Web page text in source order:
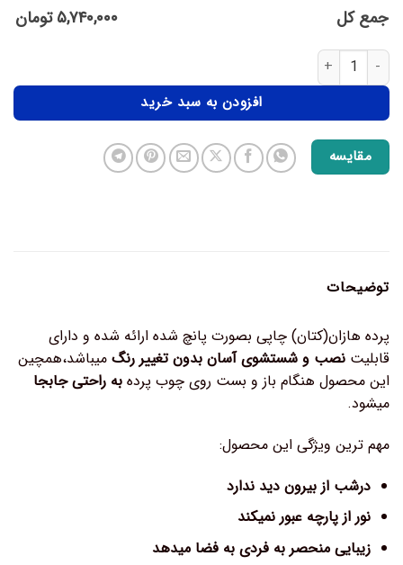
جمع کل ۵,۷۴۰,۰۰۰ تومان
افزودن به سبد خرید
مقایسه
توضیحات
پرده هازان(کتان) چاپی بصورت پانچ شده ارائه شده و دارای
قابلیت نصب و شستشوی آسان بدون تغییر رنگ میباشد،همچین
این محصول هنگام باز و بست روی چوب پرده به راحتی جابجا
میشود.
مهم ترین ویژگی این محصول:
درشب از بیرون دید ندارد
نور از پارچه عبور نمیکند
زیبایی منحصر به فردی به فضا میدهد